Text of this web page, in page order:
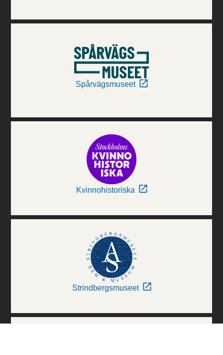
Spårvägsmuseet
Kvinnohistoriska
Strindbergsmuseet